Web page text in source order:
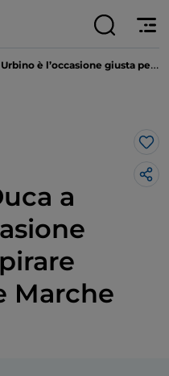
giusta per respirare l’essenza delle Marche
a
Marche